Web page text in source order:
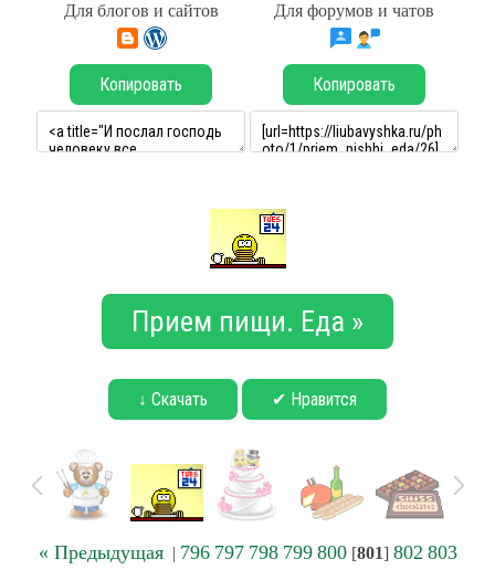
Для блогов и сайтов Для форумов и чатов
Копировать Копировать
Прием пищи. Еда »
↓ Скачать ✔ Нравится
« Предыдущая| 796 797 798 799 800[801] 802 803